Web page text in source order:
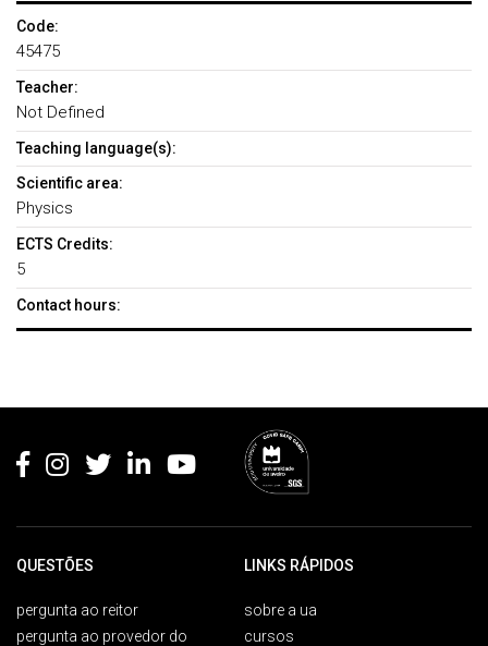
Code:
45475
Teacher:
Not Defined
Teaching language(s):
Scientific area:
Physics
ECTS Credits:
5
Contact hours:
QUESTÕES
pergunta ao reitor
pergunta ao provedor do
LINKS RÁPIDOS
sobre a ua
cursos